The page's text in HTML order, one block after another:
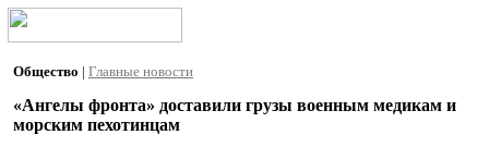
Общество | Главные новости
«Ангелы фронта» доставили грузы военным медикам и
морским пехотинцам